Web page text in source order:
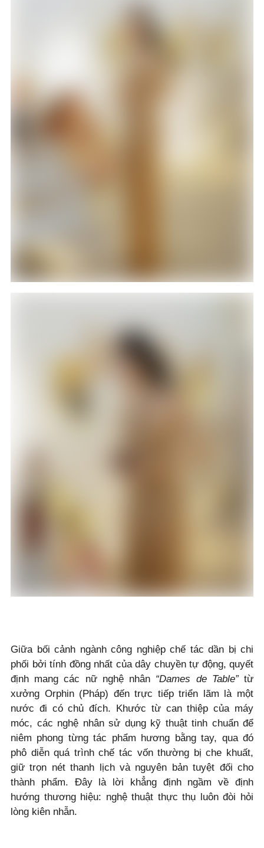
Giữa bối cảnh ngành công nghiệp chế tác dần bị chi
phối bởi tính đồng nhất của dây chuyền tự động, quyết
định mang các nữ nghệ nhân “Dames de Table”từ
xưởng Orphin (Pháp) đến trực tiếp triển lãm là một
nước đi có chủ đích. Khước từ can thiệp của máy
móc, các nghệ nhân sử dụng kỹ thuật tinh chuẩn để
niêm phong từng tác phẩm hương bằng tay, qua đó
phô diễn quá trình chế tác vốn thường bị che khuất,
giữ trọn nét thanh lịch và nguyên bản tuyệt đối cho
thành phẩm. Đây là lời khẳng định ngầm về định
hướng thương hiệu: nghệ thuật thực thụ luôn đòi hỏi
lòng kiên nhẫn.